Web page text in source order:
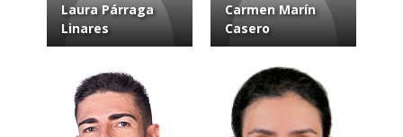
Laura Párraga
Linares
Carmen Marín
Casero